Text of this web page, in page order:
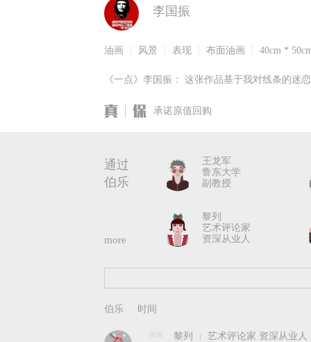
李国振
油画 风景 表现 布面油画 40cm *
《一点》李国振： 这张作品基于我对线条的迷
承诺原值回购
通过
伯乐
more
王龙军
鲁东大学
副教授
黎列
艺术评论家
资深从业人
伯乐 黎列
艺术评论家 资深从业人